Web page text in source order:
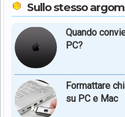
Sullo stesso
Quando
PC?
Formattare
su PC e Mac